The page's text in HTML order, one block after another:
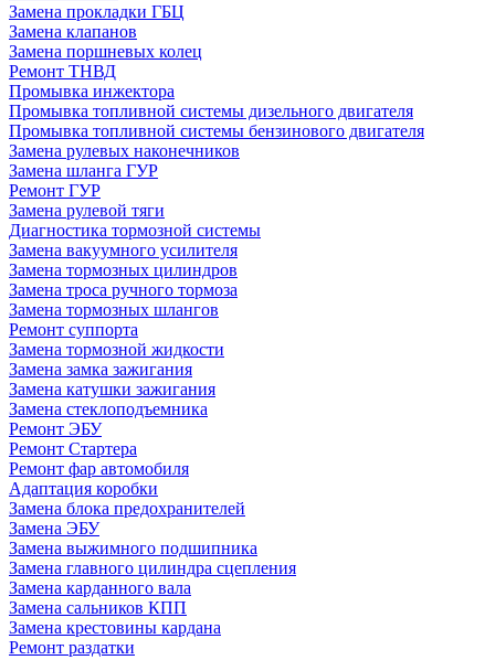
Замена прокладки ГБЦ
Замена клапанов
Замена поршневых колец
Ремонт ТНВД
Промывка инжектора
Промывка топливной системы дизельного двигателя
Промывка топливной системы бензинового двигателя
Замена рулевых наконечников
Замена шланга ГУР
Ремонт ГУР
Замена рулевой тяги
Диагностика тормозной системы
Замена вакуумного усилителя
Замена тормозных цилиндров
Замена троса ручного тормоза
Замена тормозных шлангов
Ремонт суппорта
Замена тормозной жидкости
Замена замка зажигания
Замена катушки зажигания
Замена стеклоподъемника
Ремонт ЭБУ
Ремонт Стартера
Ремонт фар автомобиля
Адаптация коробки
Замена блока предохранителей
Замена ЭБУ
Замена выжимного подшипника
Замена главного цилиндра сцепления
Замена карданного вала
Замена сальников КПП
Замена крестовины кардана
Ремонт раздатки